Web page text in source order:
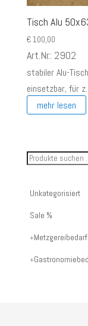
Tisch Alu
€100,00
Art.Nr.: 2902
stabiler Alu-
einsetzbar, für z.
mehr lesen
Suche
Artikelnummer
oder
Unkategorisiert
Sale %
Metzgereibedarf